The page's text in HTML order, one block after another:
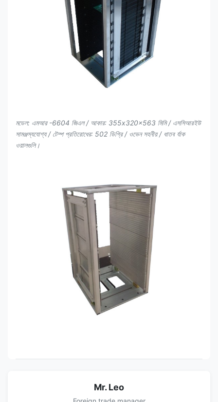
মডেল: এমআর -6604 জিএল / আকার: 355x320x563 মিমি / এসসিআরইউ
সামঞ্জস্যযোগ্য / টেম্প প্রতিরোধের: 502 ডিগ্রি / ওভেন সহনীয় / ধাতব র্যাক
ওয়ালগুলি।
Mr. Leo